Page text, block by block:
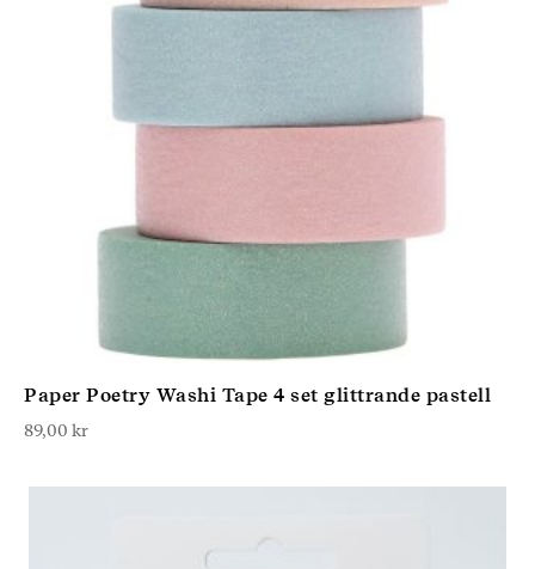
Paper Poetry Washi Tape 4 set glittrande pastell
89,00 kr